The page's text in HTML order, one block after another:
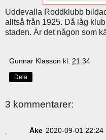
Uddevalla Roddklubb
alltså från 1925. Då låg
staden. Är det någon som
Gunnar Klasson kl. 21:34
Dela
3 kommentarer:
Åke 2020-09-01 22:24